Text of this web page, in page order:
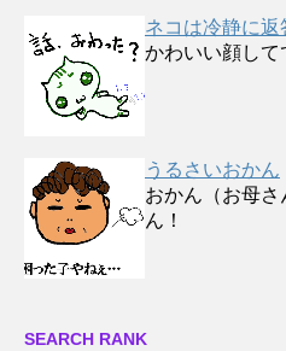
ネコは冷静に返
かわいい顔して
うるさいおかん
おかん（お母
ん！
SEARCH RANK